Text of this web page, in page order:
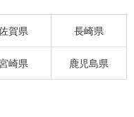
賀県 長崎県
崎県 鹿児島県